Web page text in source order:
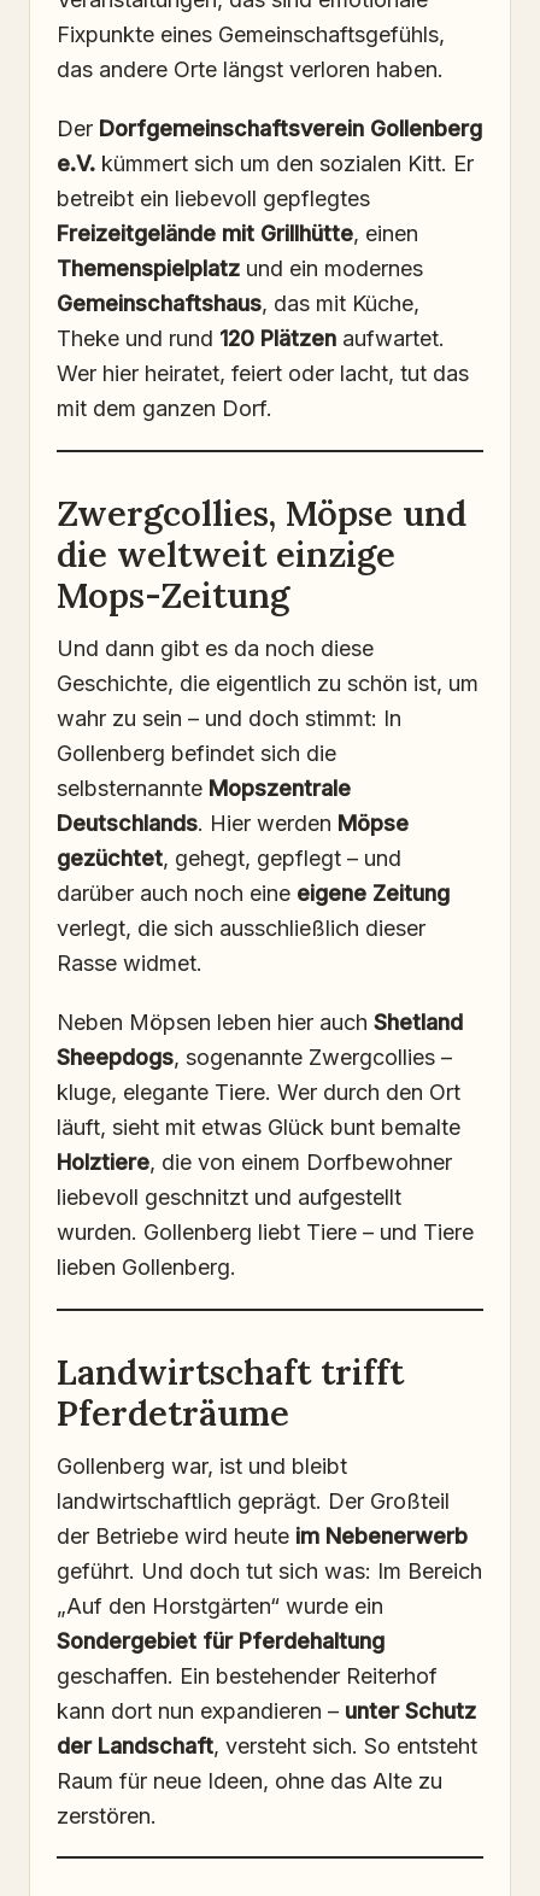
Fixpunkte eines Gemeinschaftsgefühls,
das andere Orte längst verloren haben.
Der Dorfgemeinschaftsverein Gollenberg
e.V. kümmert sich um den sozialen Kitt. Er
betreibt ein liebevoll gepflegtes
Freizeitgelände mit Grillhütte, einen
Themenspielplatz und ein modernes
Gemeinschaftshaus, das mit Küche,
Theke und rund 120 Plätzen aufwartet.
Wer hier heiratet, feiert oder lacht, tut das
mit dem ganzen Dorf.
Zwergcollies, Möpse und
die weltweit einzige
Mops-Zeitung
Und dann gibt es da noch diese
Geschichte, die eigentlich zu schön ist, um
wahr zu sein – und doch stimmt: In
Gollenberg befindet sich die
selbsternannte Mopszentrale
Deutschlands. Hier werden Möpse
gezüchtet, gehegt, gepflegt – und
darüber auch noch eine eigene Zeitung
verlegt, die sich ausschließlich dieser
Rasse widmet.
Neben Möpsen leben hier auch Shetland
Sheepdogs, sogenannte Zwergcollies –
kluge, elegante Tiere. Wer durch den Ort
läuft, sieht mit etwas Glück bunt bemalte
Holztiere, die von einem Dorfbewohner
liebevoll geschnitzt und aufgestellt
wurden. Gollenberg liebt Tiere – und Tiere
lieben Gollenberg.
Landwirtschaft trifft
Pferdeträume
Gollenberg war, ist und bleibt
landwirtschaftlich geprägt. Der Großteil
der Betriebe wird heute im Nebenerwerb
geführt. Und doch tut sich was: Im Bereich
„Auf den Horstgärten“ wurde ein
Sondergebiet für Pferdehaltung
geschaffen. Ein bestehender Reiterhof
kann dort nun expandieren – unter Schutz
der Landschaft, versteht sich. So entsteht
Raum für neue Ideen, ohne das Alte zu
zerstören.